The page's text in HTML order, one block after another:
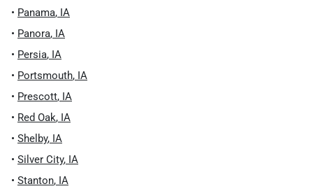
• Panama, IA
• Panora, IA
• Persia, IA
• Portsmouth, IA
• Prescott, IA
• Red Oak, IA
• Shelby, IA
• Silver City, IA
• Stanton, IA